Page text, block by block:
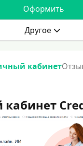
Оформить
Другое
кабинет